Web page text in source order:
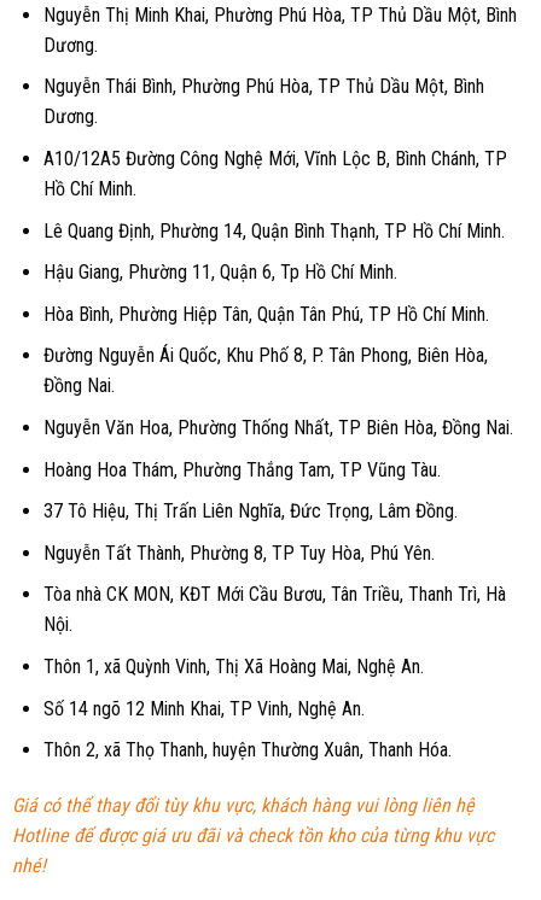
Nguyễn Thị Minh Khai, Phường Phú Hòa, TP Thủ Dầu Một, Bình
Dương.
Nguyễn Thái Bình, Phường Phú Hòa, TP Thủ Dầu Một, Bình
Dương.
A10/12A5 Đường Công Nghệ Mới, Vĩnh Lộc B, Bình Chánh, TP
Hồ Chí Minh.
Lê Quang Định, Phường 14, Quận Bình Thạnh, TP Hồ Chí Minh.
Hậu Giang, Phường 11, Quận 6, Tp Hồ Chí Minh.
Hòa Bình, Phường Hiệp Tân, Quận Tân Phú, TP Hồ Chí Minh.
Đường Nguyễn Ái Quốc, Khu Phố 8, P. Tân Phong, Biên Hòa,
Đồng Nai.
Nguyễn Văn Hoa, Phường Thống Nhất, TP Biên Hòa, Đồng Nai.
Hoàng Hoa Thám, Phường Thắng Tam, TP Vũng Tàu.
37 Tô Hiệu, Thị Trấn Liên Nghĩa, Đức Trọng, Lâm Đồng.
Nguyễn Tất Thành, Phường 8, TP Tuy Hòa, Phú Yên.
Tòa nhà CK MON, KĐT Mới Cầu Bươu, Tân Triều, Thanh Trì, Hà
Nội.
Thôn 1, xã Quỳnh Vinh, Thị Xã Hoàng Mai, Nghệ An.
Số 14 ngõ 12 Minh Khai, TP Vinh, Nghệ An.
Thôn 2, xã Thọ Thanh, huyện Thường Xuân, Thanh Hóa.
Giá có thể thay đổi tùy khu vực, khách hàng vui lòng liên hệ
Hotline để được giá ưu đãi và check tồn kho của từng khu vực
nhé!